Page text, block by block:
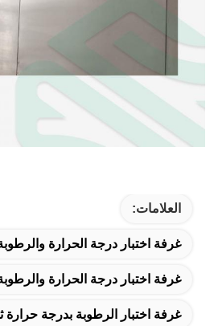
العلامات:
غرفة اختبار درجة الحرارة والرطوبة 12 م 3
غرفة اختبار درجة الحرارة والرطوبة 380 فولت
غرفة اختبار الرطوبة بدرجة حرارة ثابتة